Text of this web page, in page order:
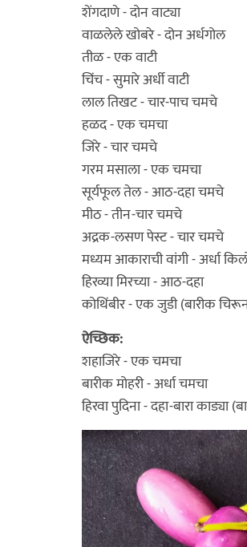
शेंगदाणे - दोन वाट्या
वाळलेले खोबरे - दोन अर्धगोल
तीळ - एक वाटी
चिंच - सुमारे अर्धी वाटी
लाल तिखट - चार-पाच चमचे
हळद - एक चमचा
जिरे - चार चमचे
गरम मसाला - एक चमचा
सूर्यफूल तेल - आठ-दहा चमचे
मीठ - तीन-चार चमचे
अद्रक-लसण पेस्ट - चार चमचे
मध्यम आकाराची वांगी - अर्धा
हिरव्या मिरच्या - आठ-दहा
कोथिंबीर - एक जुडी (बारीक
ऐच्छिक:
शहाजिरे - एक चमचा
बारीक मोहरी - अर्धा चमचा
हिरवा पुदिना - दहा-बारा काड्या